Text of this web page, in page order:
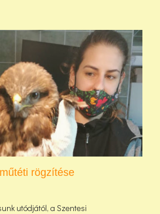
rögzítése
utódjától, a Szentesi